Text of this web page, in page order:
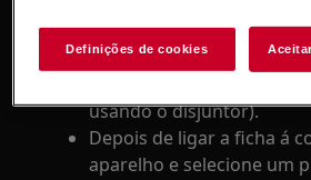
Retire a ficha da tomada,
segundos e de seguida
usando o disjuntor).
Depois de ligar a ficha á
aparelho e selecione um
Definições de cookies